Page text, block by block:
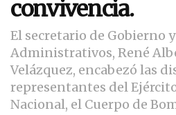
convivencia.
El secretario de Gobierno
Administrativos, René
Velázquez, encabezó las
representantes del
Nacional, el Cuerpo de